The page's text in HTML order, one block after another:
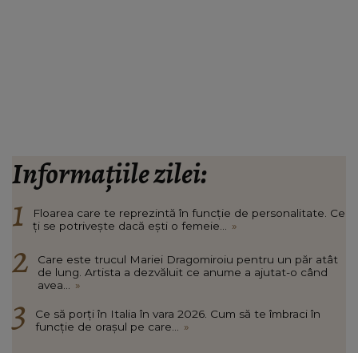
Informațiile zilei:
Floarea care te reprezintă în funcție de personalitate. Ce
ți se potrivește dacă ești o femeie... »
Care este trucul Mariei Dragomiroiu pentru un păr atât
de lung. Artista a dezvăluit ce anume a ajutat-o când
avea... »
Ce să porți în Italia în vara 2026. Cum să te îmbraci în
funcție de orașul pe care... »